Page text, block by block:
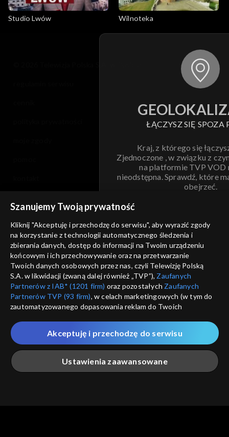
Studio Lwów Wilnoteka
ŁĄCZYSZ SIĘ SPOZA
Kraj, z którego się
Zjednoczone , w związku z
na platformie TVP VOD
nieodstępna. Sprawdź, które
obejrzeć.
ANULUJ
informacje o dostawcy usług
Szanujemy Twoją prywatność
Kliknij "Akceptuję i przechodzę do serwisu", aby wyrazić zgody
na korzystanie z technologii automatycznego śledzenia i
zbierania danych, dostęp do informacji na Twoim urządzeniu
końcowym i ich przechowywanie oraz na przetwarzanie
Twoich danych osobowych przez nas, czyli Telewizję Polską
S.A. w likwidacji (zwaną dalej również „TVP”), Zaufanych
Partnerów z IAB* (1201 firm) oraz pozostałych Zaufanych
Partnerów TVP (93 firm), w celach marketingowych (w tym do
zautomatyzowanego dopasowania reklam do Twoich
które wskazujemy poniżej, a także zgody na udostępnianie
przez nas identyfikatora PPID do Google.
Twoje dane osobowe zbierane podczas odwiedzania przez
Ciebie naszych
poszczególnych serwisówzwanych dalej
„Portalem”, w tym informacje zapisywane za pomocą
Ustawienia zaawansowane
Akceptuję i przechodzę do serwisu